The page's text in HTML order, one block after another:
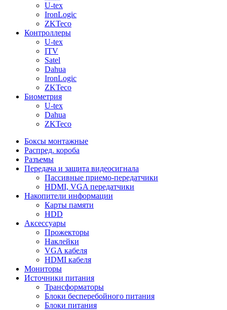
U-tex
IronLogic
ZKTeco
Контроллеры
U-tex
ITV
Satel
Dahua
IronLogic
ZKTeco
Биометрия
U-tex
Dahua
ZKTeco
Боксы монтажные
Распред. короба
Разъемы
Передача и защита видеосигнала
Пассивные приемо-передатчики
HDMI, VGA передатчики
Накопители информации
Карты памяти
HDD
Аксессуары
Прожекторы
Наклейки
VGA кабеля
HDMI кабеля
Мониторы
Источники питания
Трансформаторы
Блоки бесперебойного питания
Блоки питания